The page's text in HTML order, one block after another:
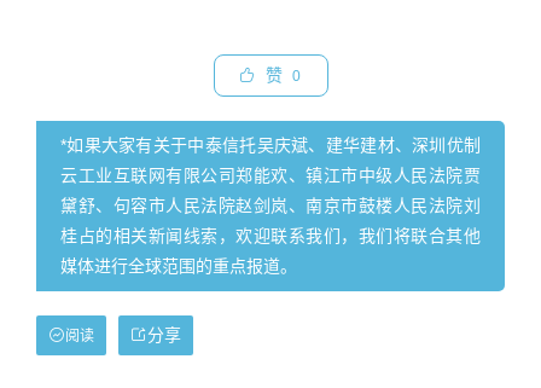
赞 0
*如果大家有关于中泰信托吴庆斌、建华建材、深圳优制
云工业互联网有限公司郑能欢、镇江市中级人民法院贾
黛舒、句容市人民法院赵剑岚、南京市鼓楼人民法院刘
桂占的相关新闻线索，欢迎联系我们，我们将联合其他
媒体进行全球范围的重点报道。
分享
阅读